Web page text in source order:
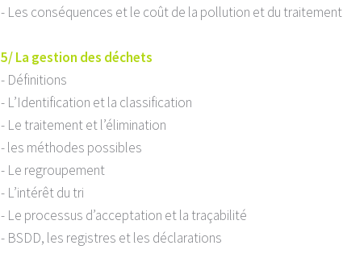
- Les conséquences et le coût de la pollution et du traitement
5/ La gestion des déchets
- Définitions
- L’Identification et la classification
- Le traitement et l’élimination
- les méthodes possibles
- Le regroupement
- L’intérêt du tri
- Le processus d’acceptation et la traçabilité
- BSDD, les registres et les déclarations